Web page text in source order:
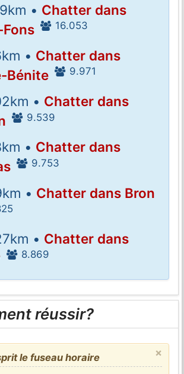
• Chatter dans
16.053
• Chatter dans
Bénite
9.971
• Chatter dans
9.539
• Chatter dans
9.753
• Chatter dans Bron
• Chatter dans
8.869
réussir?
×
le fuseau horaire